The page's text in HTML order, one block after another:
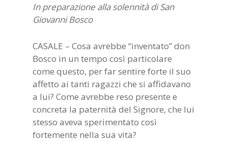
In preparazione alla solennità di San
Giovanni Bosco
CASALE – Cosa avrebbe “inventato” don
Bosco in un tempo così particolare
come questo, per far sentire forte il suo
affetto ai tanti ragazzi che si affidavano
a lui? Come avrebbe reso presente e
concreta la paternità del Signore, che lui
stesso aveva sperimentato così
fortemente nella sua vita?